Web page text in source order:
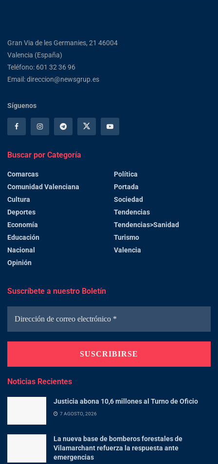
Gran Via de les Germanies, 21 46004
Valencia (España)
Teléfono: 601 32 36 96
Email: direccion@newsgrup.es
Síguenos
Buscar por Categoría
Comarcas
Comunidad Valenciana
Cultura
Deportes
Economía
Educación
Nacional
Opinión
Política
Portada
Sociedad
Tendencias
Tendencias>Sanidad
Turismo
Valencia
Suscríbete a nuestro Boletín
Noticias Recientes
Justicia abona 10,6 millones al Turno de Oficio
7 AGOSTO, 2026
La nueva base de bomberos forestales de
Vilamarchant refuerza la respuesta ante
emergencias